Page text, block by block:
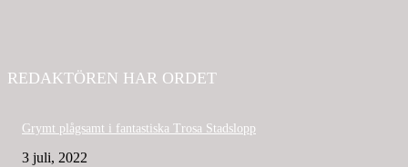
REDAKTÖREN HAR ORDET
Grymt plågsamt i fantastiska Trosa Stadslopp
3 juli, 2022